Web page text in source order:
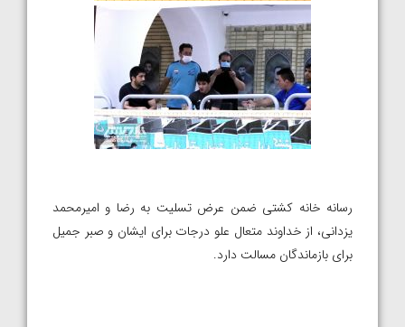
رسانه خانه کشتی ضمن عرض تسلیت به رضا و امیرمحمد
یزدانی، از خداوند متعال علو درجات برای ایشان و صبر جمیل
برای بازماندگان مسالت دارد.